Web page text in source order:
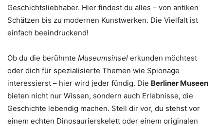
Geschichtsliebhaber. Hier findest du alles – von antiken
Schätzen bis zu modernen Kunstwerken. Die Vielfalt ist
einfach beeindruckend!
Ob du die berühmte Museumsinsel erkunden möchtest
oder dich für spezialisierte Themen wie Spionage
interessierst – hier wird jeder fündig. Die Berliner Museen
bieten nicht nur Wissen, sondern auch Erlebnisse, die
Geschichte lebendig machen. Stell dir vor, du stehst vor
einem echten Dinosaurierskelett oder einem originalen